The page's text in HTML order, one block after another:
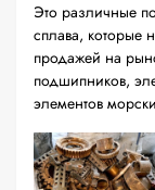
Это различные
сплава, которые
продажей на
подшипников,
элементов